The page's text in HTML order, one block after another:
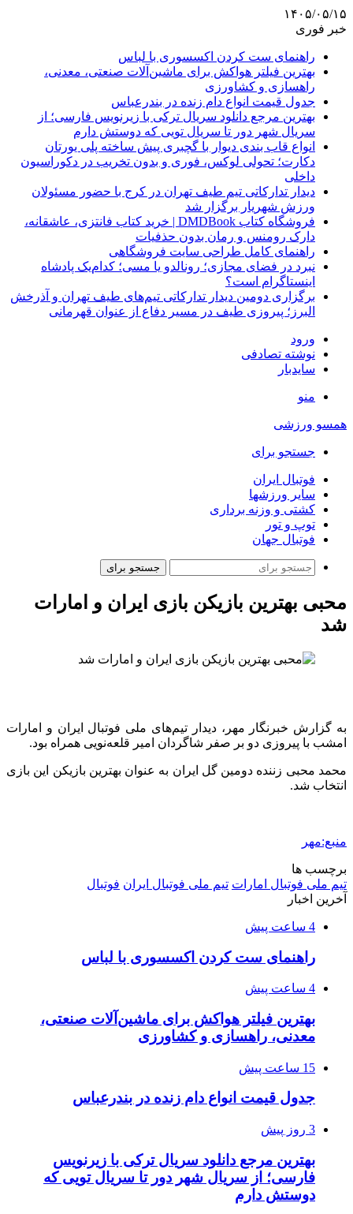
۱۴۰۵/۰۵/۱۵
خبر فوری
راهنمای ست کردن اکسسوری با لباس
بهترین فیلتر هواکش برای ماشین‌آلات صنعتی، معدنی،
راهسازی و کشاورزی
جدول قیمت انواع دام زنده در بندرعباس
بهترین مرجع دانلود سریال ترکی با زیرنویس فارسی؛ از
سریال شهر دور تا سریال تویی که دوستش دارم
انواع قاب بندی دیوار با گچبری پیش ساخته پلی یورتان
دکارت؛ تحولی لوکس، فوری و بدون تخریب در دکوراسیون
داخلی
دیدار تدارکاتی تیم طیف تهران در کرج با حضور مسئولان
ورزش شهریار برگزار شد
فروشگاه کتاب DMDBook | خرید کتاب فانتزی، عاشقانه،
دارک رومنس و رمان بدون حذفیات
راهنمای کامل طراحی سایت فروشگاهی
نبرد در فضای مجازی؛ رونالدو یا مسی؛ کدام‌یک پادشاه
اینستاگرام است؟
برگزاری دومین دیدار تدارکاتی تیم‌های طیف تهران و آذرخش
البرز؛ پیروزی طیف در مسیر دفاع از عنوان قهرمانی
ورود
نوشته تصادفی
سایدبار
منو
همسو ورزشی
جستجو برای
فوتبال ایران
سایر ورزشها
کشتی و وزنه برداری
توپ و تور
فوتبال جهان
جستجو برای
محبی بهترین بازیکن بازی ایران و امارات
شد
به گزارش خبرنگار مهر، دیدار تیم‌های ملی فوتبال ایران و امارات
امشب با پیروزی دو بر صفر شاگردان امیر قلعه‌نویی همراه بود.
محمد محبی زننده دومین گل ایران به عنوان بهترین بازیکن این بازی
انتخاب شد.
منبع:مهر
برچسب ها
تیم ملی فوتبال امارات تیم ملی فوتبال ایران فوتبال
آخرین اخبار
4 ساعت پیش
راهنمای ست کردن اکسسوری با لباس
4 ساعت پیش
بهترین فیلتر هواکش برای ماشین‌آلات صنعتی،
معدنی، راهسازی و کشاورزی
15 ساعت پیش
جدول قیمت انواع دام زنده در بندرعباس
3 روز پیش
بهترین مرجع دانلود سریال ترکی با زیرنویس
فارسی؛ از سریال شهر دور تا سریال تویی که
دوستش دارم